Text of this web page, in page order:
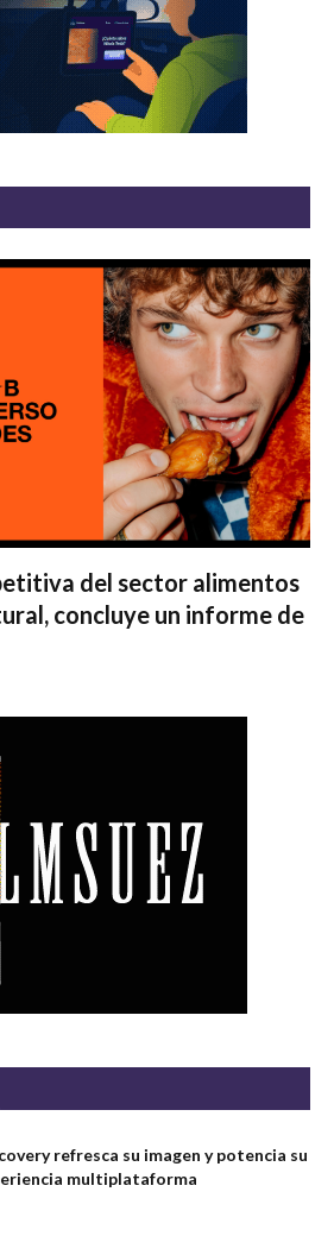
del sector alimentos
concluye un informe de
refresca su imagen y potencia su
multiplataforma